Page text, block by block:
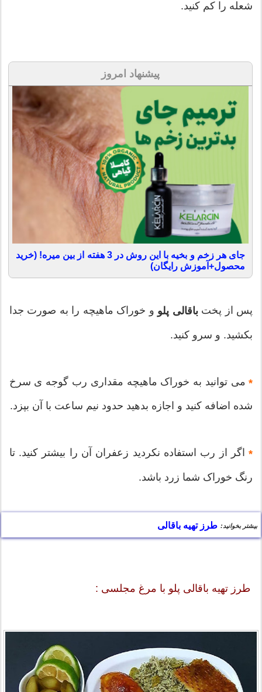
شعله را کم کنید.
پیشنهاد امروز
جای هر زخم و بخیه با این روش در 3 هفته از بین میره! (خرید
محصول+آموزش رایگان)
پس از پختباقالی پلو و خوراک ماهیچه را به صورت جدا
بکشید. و سرو کنید.
* می توانید به خوراک ماهیچه مقداری رب گوجه ی سرخ
شده اضافه کنید و اجازه بدهید حدود نیم ساعت با آن بپزد.
* اگر از رب استفاده نکردید زعفران آن را بیشتر کنید. تا
رنگ خوراک شما زرد باشد.
بیشتر بخوانید: طرز تهیه باقالی
طرز تهیه باقالی پلو با مرغ مجلسی :